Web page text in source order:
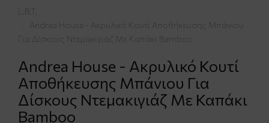
L.B.T.
Andrea House - Ακρυλικό Κουτί Αποθήκευσης Μπάνιου
Για Δίσκους Ντεμακιγιάζ Με Καπάκι Bamboo
Andrea House - Ακρυλικό Κουτί
Αποθήκευσης Μπάνιου Για
Δίσκους Ντεμακιγιάζ Με Καπάκι
Bamboo